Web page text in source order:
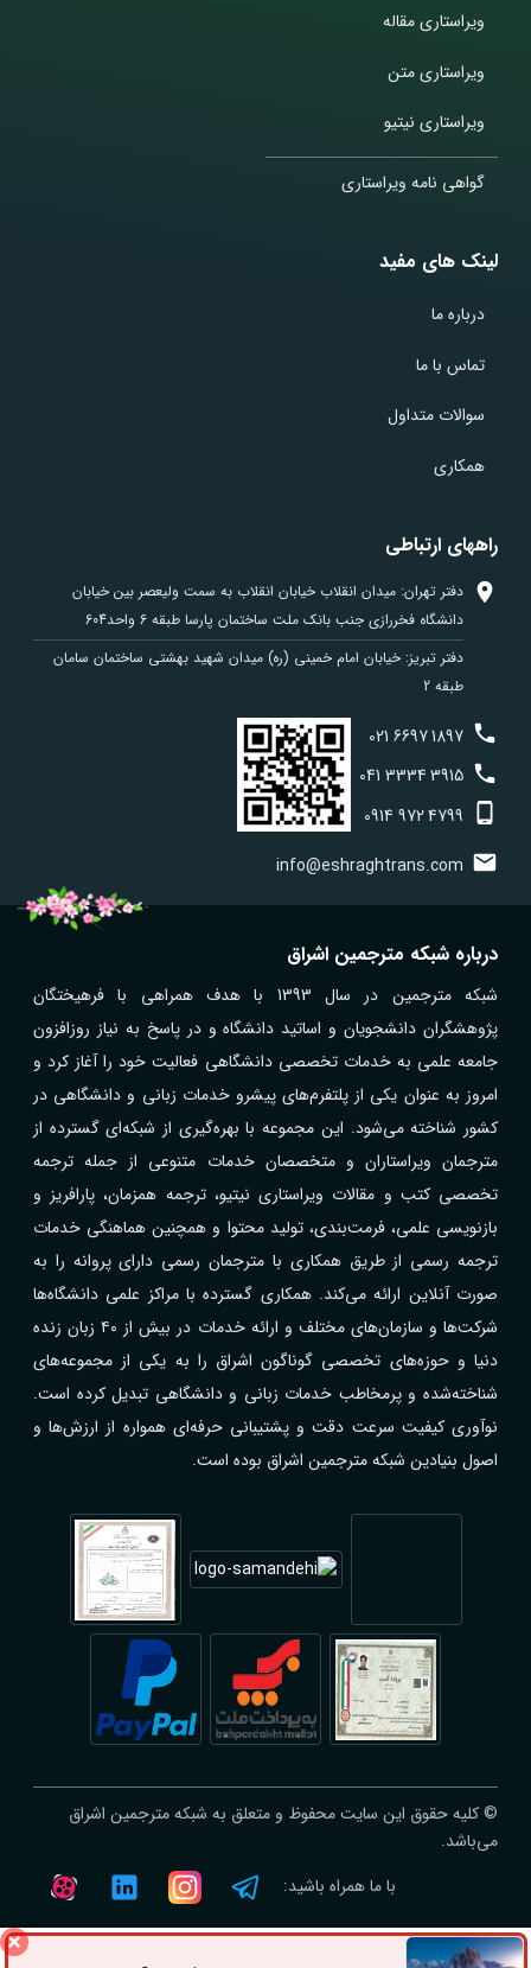
ویراستاری مقاله
ویراستاری متن
ویراستاری نیتیو
گواهی نامه ویراستاری
لینک های مفید
درباره ما
تماس با ما
سوالات متداول
همکاری
راههای ارتباطی
دفتر تهران: میدان انقلاب خیابان انقلاب به سمت ولیعصر بین خیابان
دانشگاه فخررازی جنب بانک ملت ساختمان پارسا طبقه 6 واحد604
دفتر تبریز: خیابان امام خمینی (ره) میدان شهید بهشتی ساختمان سامان
طبقه 2
021 66971897
041 33343915
0914 9724799
info@eshraghtrans.com
درباره شبکه مترجمین اشراق
شبکه مترجمین در سال 1393 با هدف همراهی با فرهیختگان
پژوهشگران دانشجویان و اساتید دانشگاه و در پاسخ به نیاز روزافزون
جامعه علمی به خدمات تخصصی دانشگاهی فعالیت خود را آغاز کرد و
امروز به عنوان یکی از پلتفرم‌های پیشرو خدمات زبانی و دانشگاهی در
کشور شناخته می‌شود. این مجموعه با بهره‌گیری از شبکه‌ای گسترده از
مترجمان ویراستاران و متخصصان خدمات متنوعی از جمله ترجمه
تخصصی کتب و مقالات ویراستاری نیتیو، ترجمه همزمان، پارافریز و
بازنویسی علمی، فرمت‌بندی، تولید محتوا و همچنین هماهنگی خدمات
ترجمه رسمی از طریق همکاری با مترجمان رسمی دارای پروانه را به
صورت آنلاین ارائه می‌کند. همکاری گسترده با مراکز علمی دانشگاه‌ها
شرکت‌ها و سازمان‌های مختلف و ارائه خدمات در بیش از ۴۰ زبان زنده
دنیا و حوزه‌های تخصصی گوناگون اشراق را به یکی از مجموعه‌های
شناخته‌شده و پرمخاطب خدمات زبانی و دانشگاهی تبدیل کرده است.
نوآوری کیفیت سرعت دقت و پشتیبانی حرفه‌ای همواره از ارزش‌ها و
اصول بنیادین شبکه مترجمین اشراق بوده است.
© کلیه حقوق این سایت محفوظ و متعلق به شبکه مترجمین اشراق
می‌باشد.
با ما همراه باشید: